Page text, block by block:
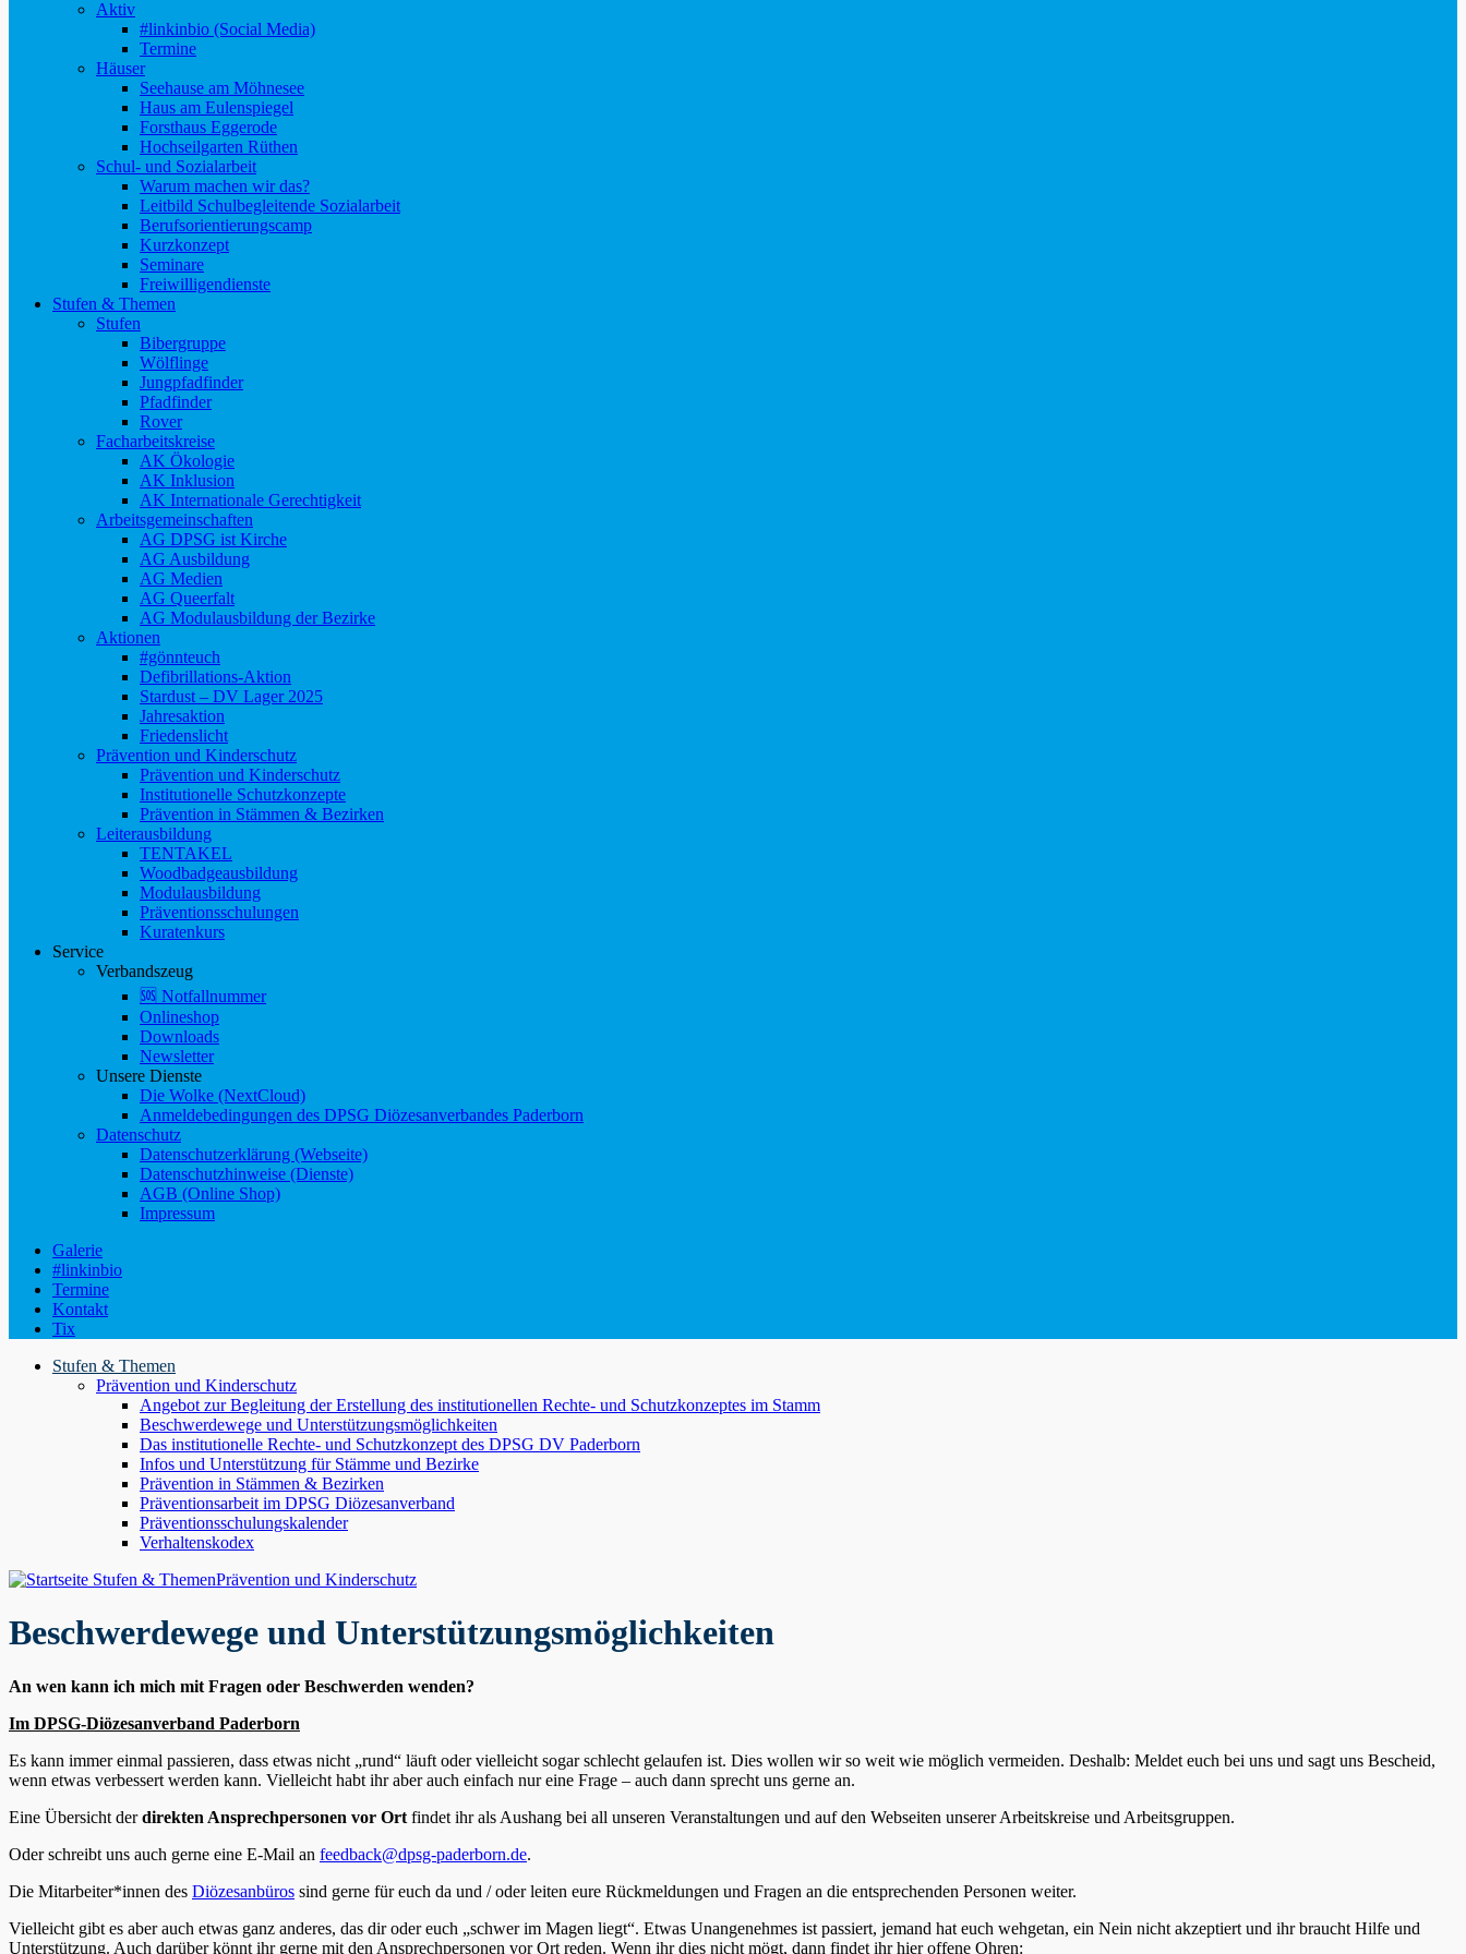
Aktiv
#linkinbio (Social Media)
Termine
Häuser
Seehause am Möhnesee
Haus am Eulenspiegel
Forsthaus Eggerode
Hochseilgarten Rüthen
Schul- und Sozialarbeit
Warum machen wir das?
Leitbild Schulbegleitende Sozialarbeit
Berufsorientierungscamp
Kurzkonzept
Seminare
Freiwilligendienste
Stufen & Themen
Stufen
Bibergruppe
Wölflinge
Jungpfadfinder
Pfadfinder
Rover
Facharbeitskreise
AK Ökologie
AK Inklusion
AK Internationale Gerechtigkeit
Arbeitsgemeinschaften
AG DPSG ist Kirche
AG Ausbildung
AG Medien
AG Queerfalt
AG Modulausbildung der Bezirke
Aktionen
#gönnteuch
Defibrillations-Aktion
Stardust – DV Lager 2025
Jahresaktion
Friedenslicht
Prävention und Kinderschutz
Prävention und Kinderschutz
Institutionelle Schutzkonzepte
Prävention in Stämmen & Bezirken
Leiterausbildung
TENTAKEL
Woodbadgeausbildung
Modulausbildung
Präventionsschulungen
Kuratenkurs
Service
Verbandszeug
🆘 Notfallnummer
Onlineshop
Downloads
Newsletter
Unsere Dienste
Die Wolke (NextCloud)
Anmeldebedingungen des DPSG Diözesanverbandes Paderborn
Datenschutz
Datenschutzerklärung (Webseite)
Datenschutzhinweise (Dienste)
AGB (Online Shop)
Impressum
Galerie
#linkinbio
Termine
Kontakt
Tix
Stufen & Themen
Prävention und Kinderschutz
Angebot zur Begleitung der Erstellung des institutionellen Rechte- und Schutzkonzeptes im Stamm
Beschwerdewege und Unterstützungsmöglichkeiten
Das institutionelle Rechte- und Schutzkonzept des DPSG DV Paderborn
Infos und Unterstützung für Stämme und Bezirke
Prävention in Stämmen & Bezirken
Präventionsarbeit im DPSG Diözesanverband
Präventionsschulungskalender
Verhaltenskodex
Stufen & ThemenPrävention und Kinderschutz
Beschwerdewege und Unterstützungsmöglichkeiten
An wen kann ich mich mit Fragen oder Beschwerden wenden?
Im DPSG-Diözesanverband Paderborn
Es kann immer einmal passieren, dass etwas nicht „rund“ läuft oder vielleicht sogar schlecht gelaufen ist. Dies wollen wir so weit wie möglich vermeiden. Deshalb: Meldet euch bei uns und sagt uns Bescheid,
wenn etwas verbessert werden kann. Vielleicht habt ihr aber auch einfach nur eine Frage – auch dann sprecht uns gerne an.
Eine Übersicht derdirekten Ansprechpersonen vor Ort findet ihr als Aushang bei all unseren Veranstaltungen und auf den Webseiten unserer Arbeitskreise und Arbeitsgruppen.
Oder schreibt uns auch gerne eine E-Mail an feedback@dpsg-paderborn.de.
Die Mitarbeiter*innen des Diözesanbüros sind gerne für euch da und / oder leiten eure Rückmeldungen und Fragen an die entsprechenden Personen weiter.
Vielleicht gibt es aber auch etwas ganz anderes, das dir oder euch „schwer im Magen liegt“. Etwas Unangenehmes ist passiert, jemand hat euch wehgetan, ein Nein nicht akzeptiert und ihr braucht Hilfe und
Unterstützung. Auch darüber könnt ihr gerne mit den Ansprechpersonen vor Ort reden. Wenn ihr dies nicht mögt, dann findet ihr hier offene Ohren: